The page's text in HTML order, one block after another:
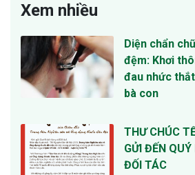
Xem nhiều
Diện chẩn
đệm: Khơi
đau nhức
bà con
THƯ CHÚC
GỬI ĐẾN
ĐỐI TÁC